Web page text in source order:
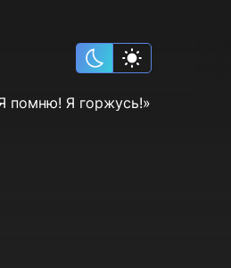
помню! Я горжусь!»